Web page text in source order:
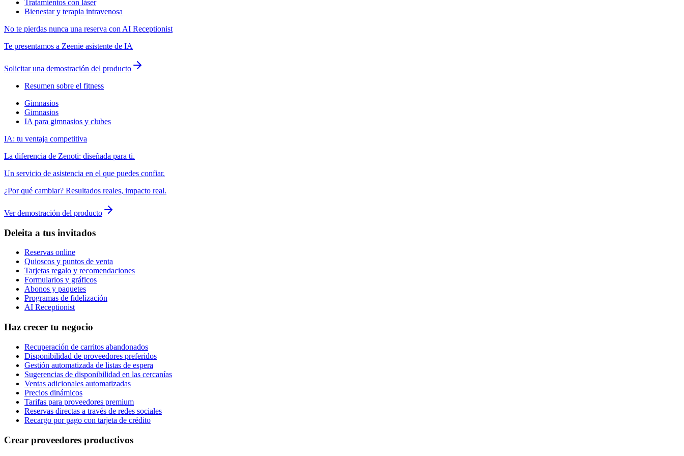
Tratamientos con láser
Bienestar y terapia intravenosa
No te pierdas nunca una reserva con AI Receptionist
Te presentamos a Zeenie asistente de IA
Solicitar una demostración del producto
Resumen sobre el fitness
Gimnasios
Gimnasios
IA para gimnasios y clubes
IA: tu ventaja competitiva
La diferencia de Zenoti: diseñada para ti.
Un servicio de asistencia en el que puedes confiar.
¿Por qué cambiar? Resultados reales, impacto real.
Ver demostración del producto
Deleita a tus invitados
Reservas online
Quioscos y puntos de venta
Tarjetas regalo y recomendaciones
Formularios y gráficos
Abonos y paquetes
Programas de fidelización
AI Receptionist
Haz crecer tu negocio
Recuperación de carritos abandonados
Disponibilidad de proveedores preferidos
Gestión automatizada de listas de espera
Sugerencias de disponibilidad en las cercanías
Ventas adicionales automatizadas
Precios dinámicos
Tarifas para proveedores premium
Reservas directas a través de redes sociales
Recargo por pago con tarjeta de crédito
Crear proveedores productivos